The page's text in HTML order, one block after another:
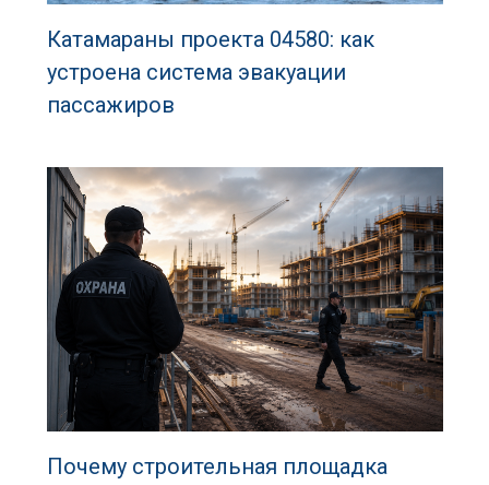
Катамараны проекта 04580: как
устроена система эвакуации
пассажиров
Почему строительная площадка